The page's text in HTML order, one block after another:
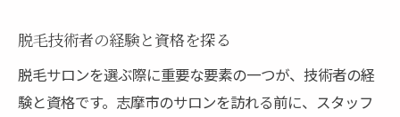
脱毛による時短効果とメリット
長期的な肌改善の実感
美容のプロが語る脱毛の利点
脱毛技術者の経験と資格を探る
脱毛サロンを選ぶ際に重要な要素の一つが、技術者の経
験と資格です。志摩市のサロンを訪れる前に、スタッフ